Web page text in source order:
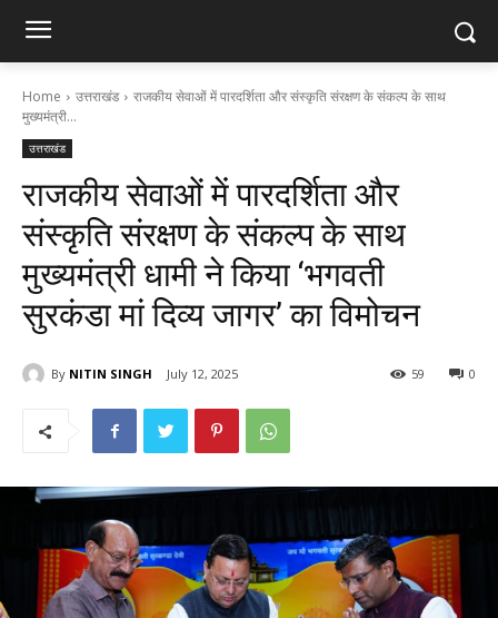
Home उत्तराखंड
राजकीय सेवाओं में पारदर्शिता और संस्कृति संरक्षण के संकल्प के साथ
मुख्यमंत्री...
उत्तराखंड
राजकीय सेवाओं में पारदर्शिता और
संस्कृति संरक्षण के संकल्प के साथ
मुख्यमंत्री धामी ने किया ‘भगवती
सुरकंडा मां दिव्य जागर’ का विमोचन
By NITIN SINGH July 12, 2025 0
59